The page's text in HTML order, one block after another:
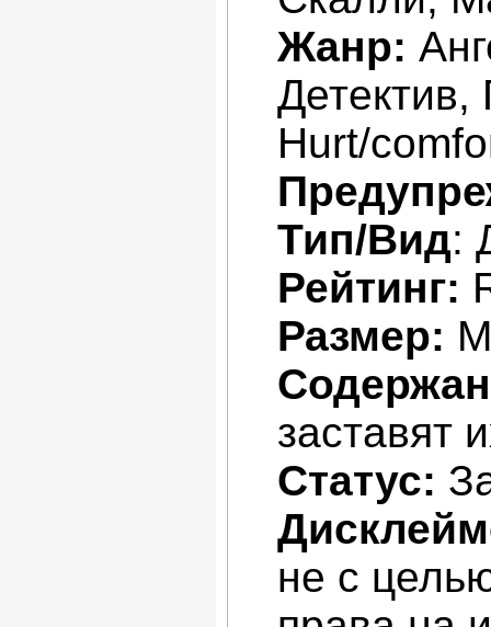
Жанр:
Hurt/
Тип/Вид:
Рейтинг:
Размер:
заставят
Статус:
не с